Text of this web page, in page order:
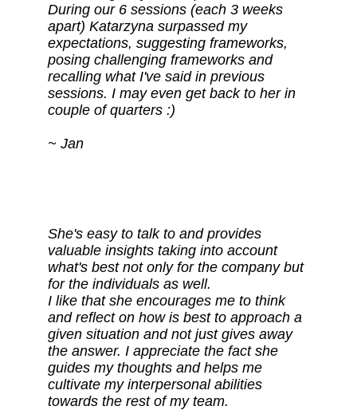
During our 6 sessions (each 3 weeks
apart) Katarzyna surpassed my
expectations, suggesting frameworks,
posing challenging frameworks and
recalling what I've said in previous
sessions. I may even get back to her in
couple of quarters :)
~ Jan
She's easy to talk to and provides
valuable insights taking into account
what's best not only for the company but
for the individuals as well.
I like that she encourages me to think
and reflect on how is best to approach a
given situation and not just gives away
the answer. I appreciate the fact she
guides my thoughts and helps me
cultivate my interpersonal abilities
towards the rest of my team.